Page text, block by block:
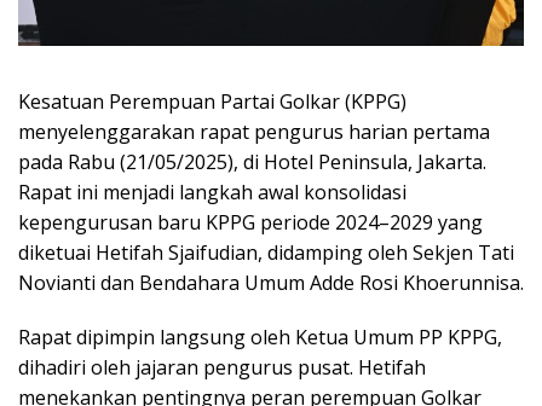
Kesatuan Perempuan Partai Golkar (KPPG)
menyelenggarakan rapat pengurus harian pertama
pada Rabu (21/05/2025), di Hotel Peninsula, Jakarta.
Rapat ini menjadi langkah awal konsolidasi
kepengurusan baru KPPG periode 2024–2029 yang
diketuai Hetifah Sjaifudian, didamping oleh Sekjen Tati
Novianti dan Bendahara Umum Adde Rosi Khoerunnisa.
Rapat dipimpin langsung oleh Ketua Umum PP KPPG,
dihadiri oleh jajaran pengurus pusat. Hetifah
menekankan pentingnya peran perempuan Golkar